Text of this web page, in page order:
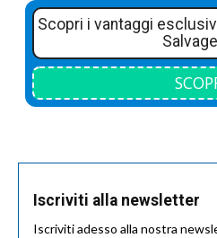
Scopri i vantaggi
Iscriviti alla newsletter
Iscriviti adesso alla nostra